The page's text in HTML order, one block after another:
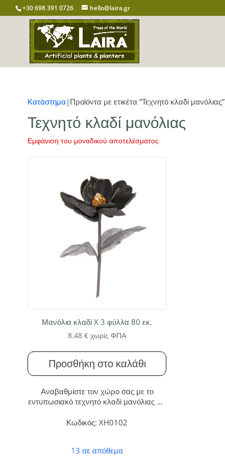
+30 698 391 0726 hello@laira.gr
Κατάστημα |Προϊόντα με ετικέτα “Τεχνητό κλαδί μανόλιας”
Τεχνητό κλαδί μανόλιας
Εμφάνιση του μοναδικού αποτελέσματος
Μανόλια κλαδί X 3 φύλλα 80 εκ.
8.48€ χωρίς ΦΠΑ
Προσθήκη στο καλάθι
Αναβαθμίστε τον χώρο σας με το
εντυπωσιακό τεχνητό κλαδί μανόλιας 80
φρεσκάδα χωρίς καμία ανάγκη
επιχείρησή σας.
Κωδικός: XH0102
13 σε απόθεμα